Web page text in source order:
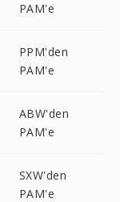
PAM'e
PPM'den
PAM'e
ABW'den
PAM'e
SXW'den
PAM'e